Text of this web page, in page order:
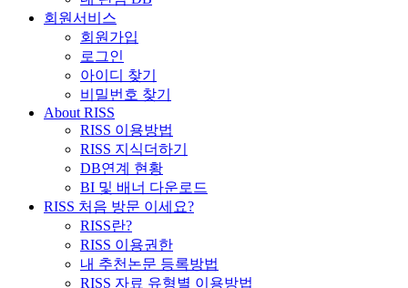
회원서비스
회원가입
로그인
아이디 찾기
비밀번호 찾기
About RISS
RISS 이용방법
RISS 지식더하기
DB연계 현황
BI 및 배너 다운로드
RISS 처음 방문 이세요?
RISS란?
RISS 이용권한
내 추천논문 등록방법
RISS 자료 유형별 이용방법